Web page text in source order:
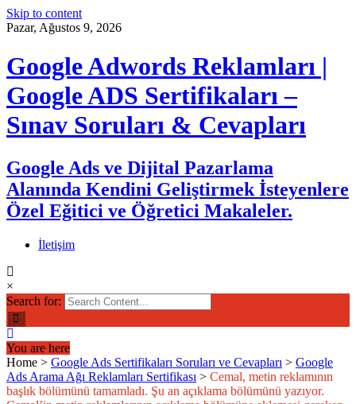
Skip to content
Pazar, Ağustos 9, 2026
Google Adwords Reklamları |
Google ADS Sertifikaları –
Sınav Soruları & Cevapları
Google Ads ve Dijital Pazarlama
Alanında Kendini Geliştirmek İsteyenlere
Özel Eğitici ve Öğretici Makaleler.
İletişim
×
Search for:
You are here
Home > Google Ads Sertifikaları Soruları ve Cevapları > Google
Ads Arama Ağı Reklamları Sertifikası > Cemal, metin reklamının
başlık bölümünü tamamladı. Şu an açıklama bölümünü yazıyor.